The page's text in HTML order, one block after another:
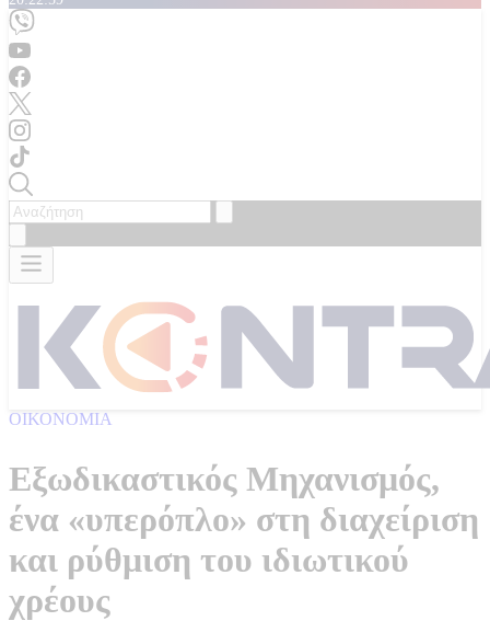
ΟΙΚΟΝΟΜΙΑ
Εξωδικαστικός Μηχανισμός,
ένα «υπερόπλο» στη διαχείριση
και ρύθμιση του ιδιωτικού
χρέους